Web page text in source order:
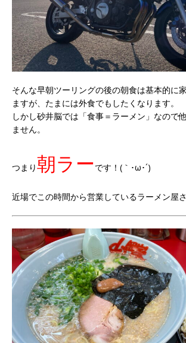
そんな早朝ツーリングの後の朝食は基本的に
ますが、たまには外食でもしたくなります。
しかし砂井脳では「食事＝ラーメン」なので
ません。
つまり朝ラーです！(｀･ω･´)
近場でこの時間から営業しているラーメン屋